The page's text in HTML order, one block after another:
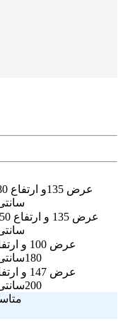
عرض
عرض 135 و
عرض 100 و
180سانتی متر
عرض 147 و
200سانتی متر